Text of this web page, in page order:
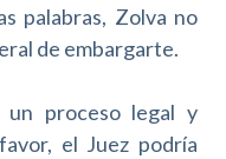
palabras, Zolva no
de embargarte.
un proceso legal y
el Juez podría